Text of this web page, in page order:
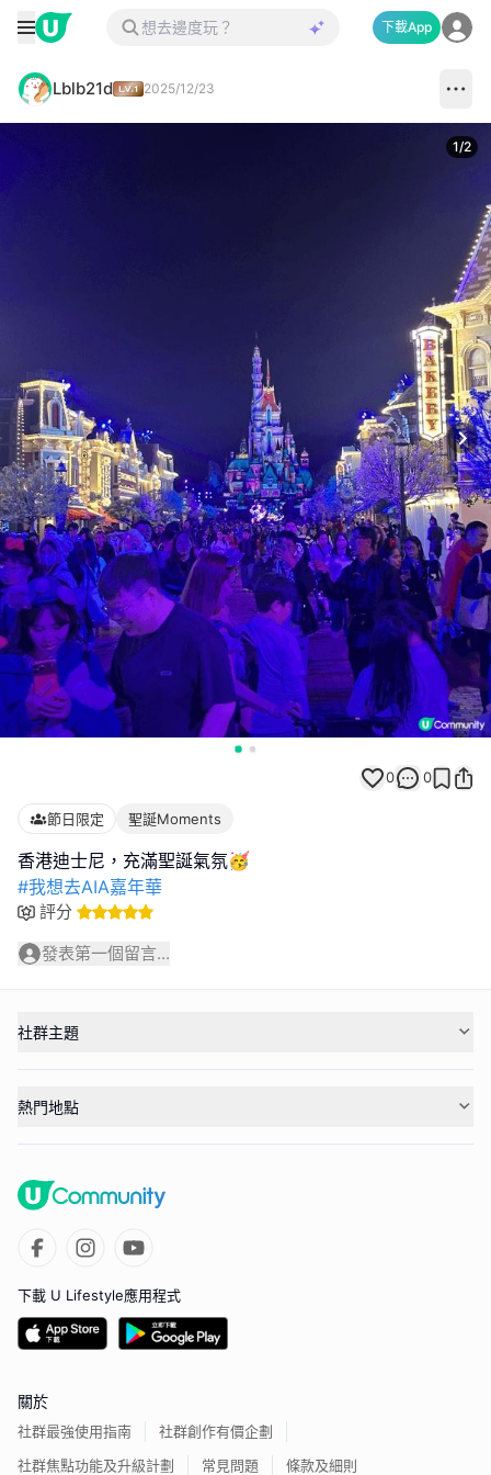
下載App
Lblb21d 2025/12/23
1/2
0 0
節日限定 聖誕Moments
#我想去AIA嘉年華
評分
發表第一個留言...
社群主題
熱門地點
下載 U Lifestyle應用程式
關於
社群最強使用指南
社群創作有價企劃
社群焦點功能及升級計劃
常見問題 條款及細則